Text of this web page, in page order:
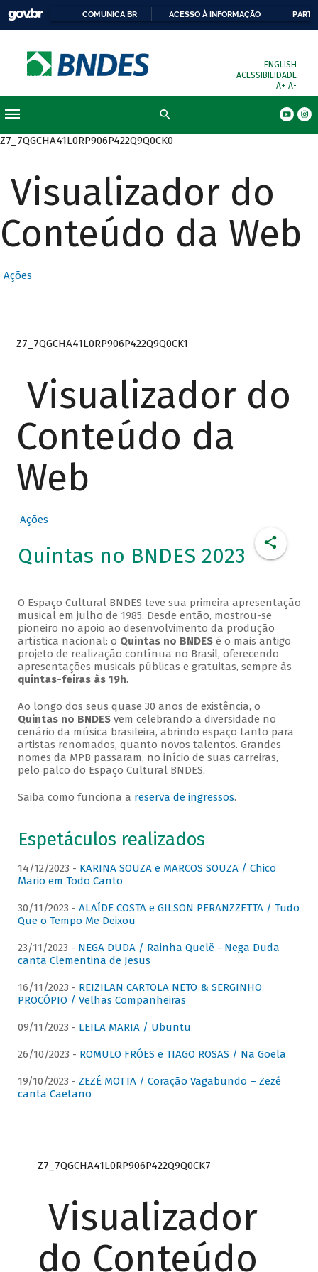
COMUNICA BR ACESSO À INFORMAÇÃO
ENGLISH
ACESSIBILIDADE
A+ A-
Z7_7QGCHA41L0RP906P422Q9Q0CK0
Visualizador do
Conteúdo da Web
Ações
Z7_7QGCHA41L0RP906P422Q9Q0CK1
Visualizador do
Conteúdo da
Web
Ações
Quintas no BNDES 2023
O Espaço Cultural BNDES teve sua primeira apresentação
musical em julho de 1985. Desde então, mostrou-se
pioneiro no apoio ao desenvolvimento da produção
artística nacional: o Quintas no BNDESé o mais antigo
projeto de realização contínua no Brasil, oferecendo
apresentações musicais públicas e gratuitas, sempre às
quintas-feiras às 19h.
Ao longo dos seus quase 30 anos de existência, o
Quintas no BNDESvem celebrando a diversidade no
cenário da música brasileira, abrindo espaço tanto para
artistas renomados, quanto novos talentos. Grandes
nomes da MPB passaram, no início de suas carreiras,
pelo palco do Espaço Cultural BNDES.
Saiba como funciona a reserva de ingressos.
Espetáculos realizados
14/12/2023 - KARINA SOUZA e MARCOS SOUZA / Chico
Mario em Todo Canto
30/11/2023 - ALAÍDE COSTA e GILSON PERANZZETTA / Tudo
Que o Tempo Me Deixou
23/11/2023 - NEGA DUDA / Rainha Quelê - Nega Duda
canta Clementina de Jesus
16/11/2023 - REIZILAN CARTOLA NETO & SERGINHO
PROCÓPIO / Velhas Companheiras
09/11/2023 - LEILA MARIA / Ubuntu
26/10/2023 - ROMULO FRÓES e TIAGO ROSAS / Na Goela
19/10/2023 - ZEZÉ MOTTA / Coração Vagabundo – Zezé
canta Caetano
Z7_7QGCHA41L0RP906P422Q9Q0CK7
Visualizador
do Conteúdo